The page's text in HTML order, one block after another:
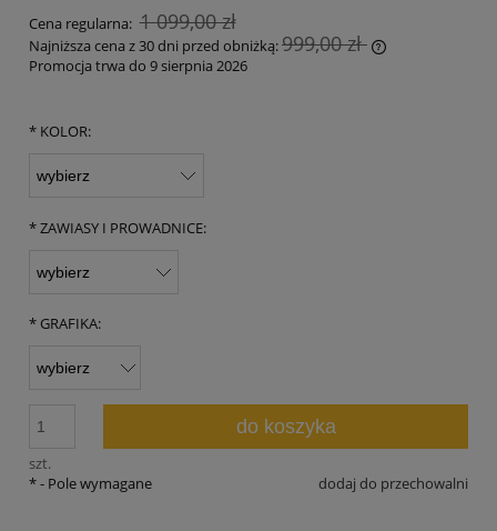
Cena regularna: 1 099,00 zł
Najniższa cena z 30 dni przed obniżką:999,00 zł
Promocja trwa do 9 sierpnia 2026
* KOLOR:
*ZAWIASY I PROWADNICE:
* GRAFIKA:
szt.
do koszyka
dodaj do przechowalni
*- Pole wymagane